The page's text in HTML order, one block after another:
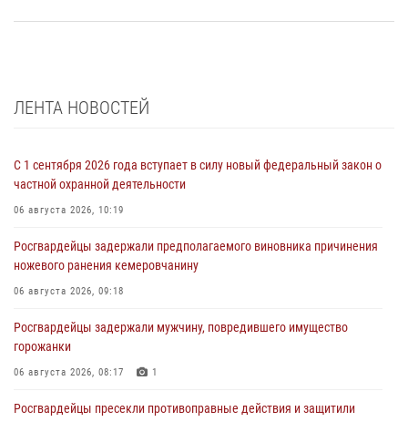
ЛЕНТА НОВОСТЕЙ
С 1 сентября 2026 года вступает в силу новый федеральный закон о
частной охранной деятельности
06 августа 2026, 10:19
Росгвардейцы задержали предполагаемого виновника причинения
ножевого ранения кемеровчанину
06 августа 2026, 09:18
Росгвардейцы задержали мужчину, повредившего имущество
горожанки
06 августа 2026, 08:17 1
Росгвардейцы пресекли противоправные действия и защитили